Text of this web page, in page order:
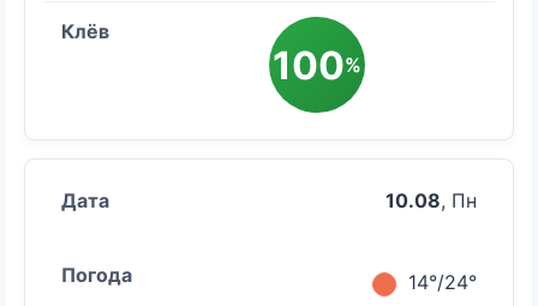
100%
10.08, Пн
14°/24°